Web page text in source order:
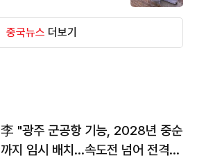
중국뉴스 더보기
李 "광주 군공항 기능, 2028년 중순
까지 임시 배치…속도전 넘어 전격